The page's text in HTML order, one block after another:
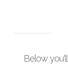
Below